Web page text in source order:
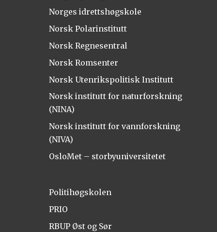
Norges idrettshøgskole
Norsk Polarinstitutt
Norsk Regnesentral
Norsk Romsenter
Norsk Utenrikspolitisk Institutt
Norsk institutt for naturforskning
(NINA)
Norsk institutt for vannforskning
(NIVA)
OsloMet – storbyuniversitetet
Politihøgskolen
PRIO
RBUP Øst og Sør